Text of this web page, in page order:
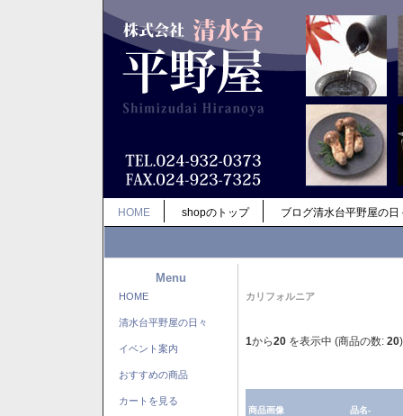
HOME shopのトップ ブログ清水台平野屋の日
Menu
HOME
清水台平野屋の日々
イベント案内
おすすめの商品
カートを見る
カリフォルニア
1から20 を表示中 (商品の数: 20)
商品画像 品名-